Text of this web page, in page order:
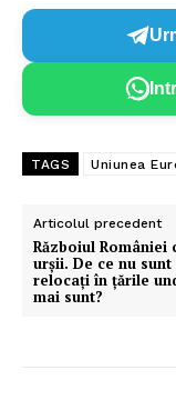
TAGS Uniunea
Articolul precedent
Războiul României
urșii. De ce nu sunt
relocați în țările
mai sunt?